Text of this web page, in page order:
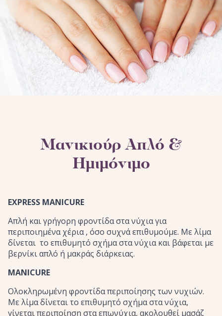
Μανικιούρ Απλό &
Ημιμόνιμο
EXPRESS MANICURE
Απλή και γρήγορη φροντίδα στα νύχια για
περιποιημένα χέρια , όσο συχνά επιθυμούμε. Με λίμα
δίνεται το επιθυμητό σχήμα στα νύχια και βάφεται με
βερνίκι απλό ή μακράς διάρκειας.
MANICURE
Ολοκληρωμένη φροντίδα περιποίησης των νυχιών.
Με λίμα δίνεται το επιθυμητό σχήμα στα νύχια,
γίνεται περιποίηση στα επωνύχια, ακολουθεί μασάζ